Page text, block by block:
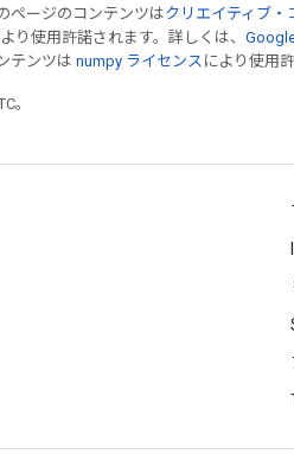
ページのコンテンツはクリエイティブ・
り使用許諾されます。詳しくは、
テンツは numpy ライセンス により使用
。